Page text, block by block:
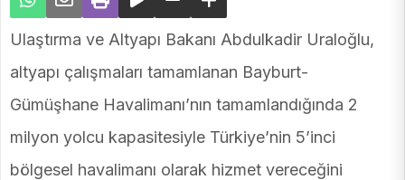
Ulaştırma ve Altyapı Bakanı Abdulkadir Uraloğlu,
altyapı çalışmaları tamamlanan Bayburt-
Gümüşhane Havalimanı’nın tamamlandığında 2
milyon yolcu kapasitesiyle Türkiye’nin 5’inci
bölgesel havalimanı olarak hizmet vereceğini